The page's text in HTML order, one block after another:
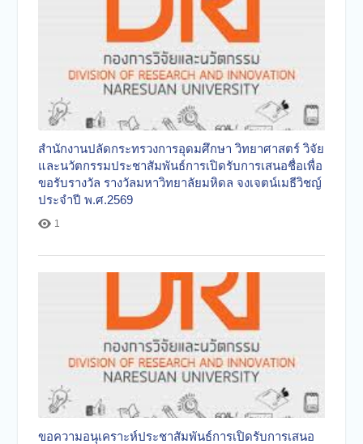
สำนักงานปลัดกระทรวงการอุดมศึกษา วิทยาศาสตร์ วิจัย
และนวัตกรรมประชาสัมพันธ์การเปิดรับการเสนอชื่อเพื่อ
ขอรับรางวัล รางวัลมหาวิทยาลัยมหิดล จงเจตน์เมธีวิชญ์
ประจำปี พ.ศ.2569
1
ขอความอนุเคราะห์ประชาสัมพันธ์การเปิดรับการเสนอ